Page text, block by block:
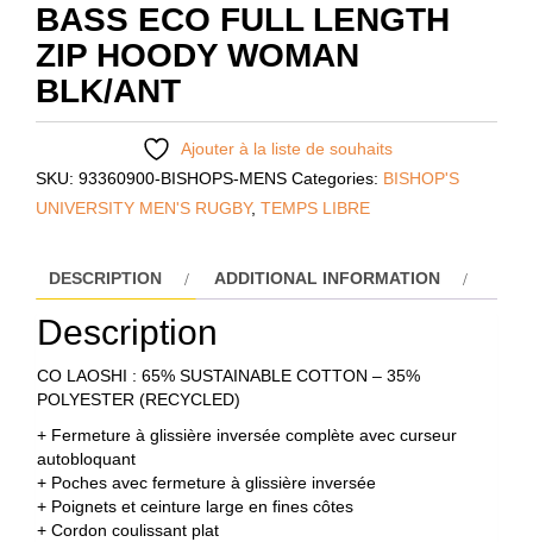
BASS ECO FULL LENGTH
ZIP HOODY WOMAN
BLK/ANT
Ajouter à la liste de souhaits
SKU: 93360900-BISHOPS-MENS Categories: BISHOP'S
UNIVERSITY MEN'S RUGBY, TEMPS LIBRE
DESCRIPTION ADDITIONAL INFORMATION
Description
CO LAOSHI : 65% SUSTAINABLE COTTON – 35%
POLYESTER (RECYCLED)
+ Fermeture à glissière inversée complète avec curseur
autobloquant
+ Poches avec fermeture à glissière inversée
+ Poignets et ceinture large en fines côtes
+ Cordon coulissant plat